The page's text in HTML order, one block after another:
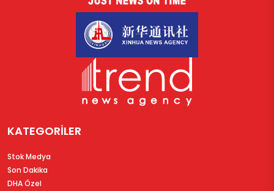
KATEGORİLER
Stok Medya
Son Dakika
DHA Özel